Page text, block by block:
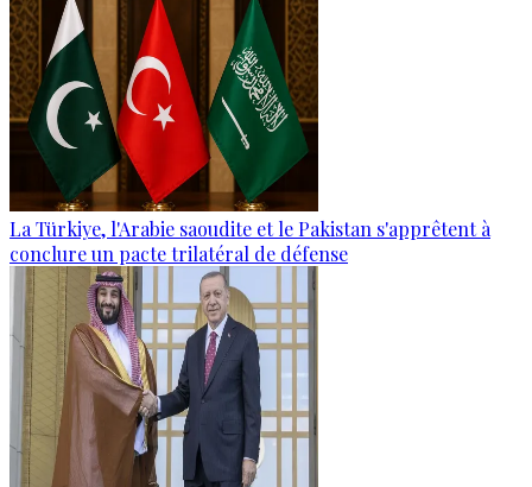
La Türkiye, l'Arabie saoudite et le Pakistan s'apprêtent à
conclure un pacte trilatéral de défense